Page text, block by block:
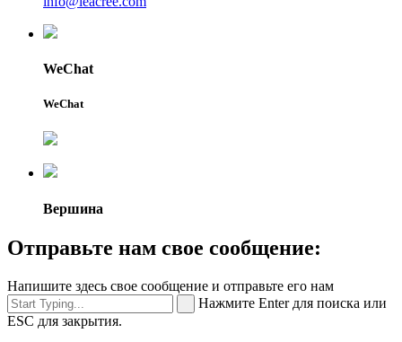
WeChat
WeChat
Вершина
Отправьте нам свое сообщение:
Напишите здесь свое сообщение и отправьте его нам
Нажмите Enter для поиска или
ESC для закрытия.